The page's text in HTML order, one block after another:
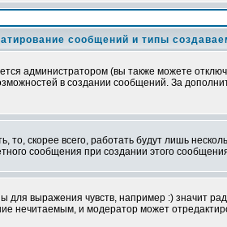
сообщений и типы
администратором (вы также можете
в создании сообщений. За
скорее всего, работать будут лишь
сообщения при создании этого
выражения чувств, например :) значит
нечитаемым, и модератор может